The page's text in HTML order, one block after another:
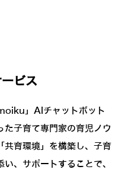
ビス
」AIチャットボット
た子育て専門家の育児ノウ
共育環境」を構築し、子育
、サポートすることで、